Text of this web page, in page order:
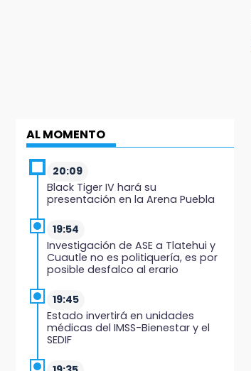
AL MOMENTO
20:09
Black Tiger IV hará su
presentación en la Arena Puebla
19:54
Investigación de ASE a Tlatehui y
Cuautle no es politiquería, es por
posible desfalco al erario
19:45
Estado invertirá en unidades
médicas del IMSS-Bienestar y el
SEDIF